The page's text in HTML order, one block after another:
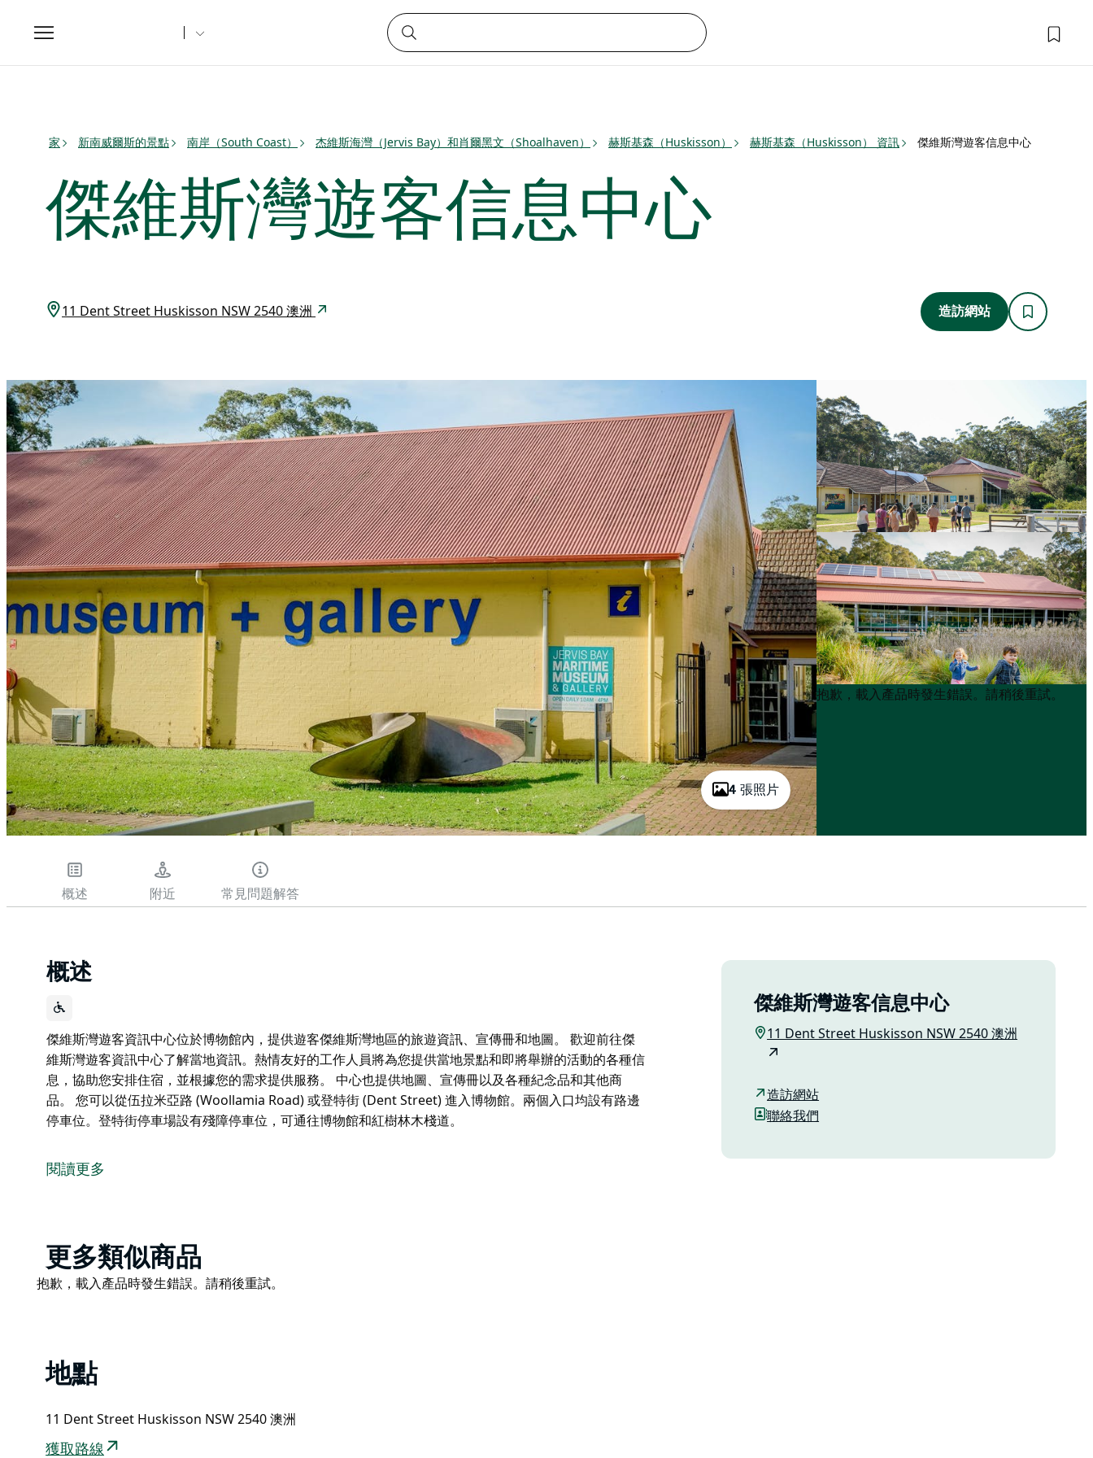
Toggle
navigation
家 新南威爾斯的景點 南岸（South Coast） 杰維斯海灣（Jervis Bay）和肖爾黑文（Shoalhaven） 赫斯基森（Huskisson） 赫斯基森（Huskisson） 資訊 傑維斯灣遊客信息中心
傑維斯灣遊客信息中心
11 Dent Street Huskisson NSW 2540 澳洲 造訪網站
4 張照片
Product
List
Product
List
抱歉，載入產品時發生錯誤。請稍後重試。
概述 附近 常見問題解答
概述
傑維斯灣遊客資訊中心位於博物館內，提供遊客傑維斯灣地區的旅遊資訊、宣傳冊和地圖。 歡迎前往傑
維斯灣遊客資訊中心了解當地資訊。熱情友好的工作人員將為您提供當地景點和即將舉辦的活動的各種信
息，協助您安排住宿，並根據您的需求提供服務。 中心也提供地圖、宣傳冊以及各種紀念品和其他商
品。 您可以從伍拉米亞路 (Woollamia Road) 或登特街 (Dent Street) 進入博物館。兩個入口均設有路邊
停車位。登特街停車場設有殘障停車位，可通往博物館和紅樹林木棧道。
歡迎前往傑維斯灣遊客資訊中心了解當地資訊。熱情友好的工作人員將為您提供當地景點和即將舉辦的活
您可以從伍拉米亞路 (Woollamia Road) 或登特街 (Dent Street) 進入博物館。兩個入口均設有路邊停車
位。登特街停車場設有殘障停車位，可通往博物館和紅樹林木棧道。
閱讀更多
傑維斯灣遊客信息中心
11 Dent Street Huskisson NSW 2540 澳洲
造訪網站
聯絡我們
Product
List
更多類似商品
Product
抱歉，載入產品時發生錯誤。請稍後重試。
地點
11 Dent Street Huskisson NSW 2540 澳洲
獲取路線